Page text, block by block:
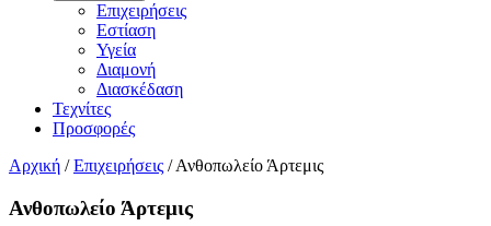
Επιχειρήσεις
Εστίαση
Υγεία
Διαμονή
Διασκέδαση
Τεχνίτες
Προσφορές
Αρχική / Επιχειρήσεις / Ανθοπωλείο Άρτεμις
Ανθοπωλείο Άρτεμις